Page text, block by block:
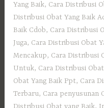
Yang Baik, Cara Distribusi
Distribusi Obat Yang Baik
Baik Cdob, Cara Distribusi
Juga, Cara Distribusi Obat
Mencakup, Cara Distribusi
Untuk, Cara Distribusi
Obat Yang Baik Ppt, Cara
Terbaru, Cara penyusunan